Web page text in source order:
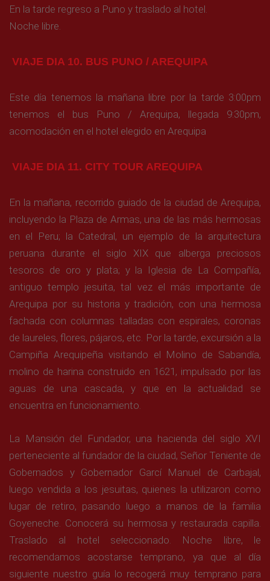
En la tarde regreso a Puno y traslado al hotel.
Noche libre.
VIAJE DIA 10. BUS PUNO / AREQUIPA
Este día tenemos la mañana libre por la tarde 3:00pm
tenemos el bus Puno / Arequipa, llegada 9:30pm,
acomodación en el hotel elegido en Arequipa
VIAJE DIA 11. CITY TOUR AREQUIPA
En la mañana, recorrido guiado de la ciudad de Arequipa,
incluyendo la Plaza de Armas, una de las más hermosas
en el Peru; la Catedral, un ejemplo de la arquitectura
peruana durante el siglo XIX que alberga preciosos
tesoros de oro y plata; y la Iglesia de La Compañía,
antiguo templo jesuita, tal vez el más importante de
Arequipa por su historia y tradición, con una hermosa
fachada con columnas talladas con espirales, coronas
de laureles, flores, pájaros, etc. Por la tarde, excursión a la
Campiña Arequipeña visitando el Molino de Sabandía,
molino de harina construido en 1621, impulsado por las
aguas de una cascada, y que en la actualidad se
encuentra en funcionamiento.
La Mansión del Fundador, una hacienda del siglo XVI
perteneciente al fundador de la ciudad, Señor Teniente de
Gobernados y Gobernador Garcí Manuel de Carbajal,
luego vendida a los jesuitas, quienes la utilizaron como
lugar de retiro, pasando luego a manos de la familia
Goyeneche. Conocerá su hermosa y restaurada capilla.
Traslado al hotel seleccionado. Noche libre, le
recomendamos acostarse temprano, ya que al día
siguiente nuestro guía lo recogerá muy temprano para